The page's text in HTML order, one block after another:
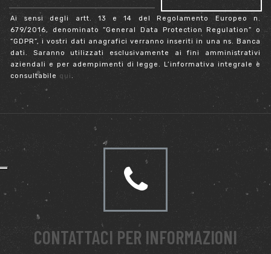
Ai sensi degli artt. 13 e 14 del Regolamento Europeo n.
679/2016, denominato “General Data Protection Regulation” o
“GDPR”, i vostri dati anagrafici verranno inseriti in una ns. Banca
dati. Saranno utilizzati esclusivamente ai fini amministrativi
aziendali e per adempimenti di legge. L’informativa integrale è
consultabile qui .
CONTATTACI PER INFORMAZIONI